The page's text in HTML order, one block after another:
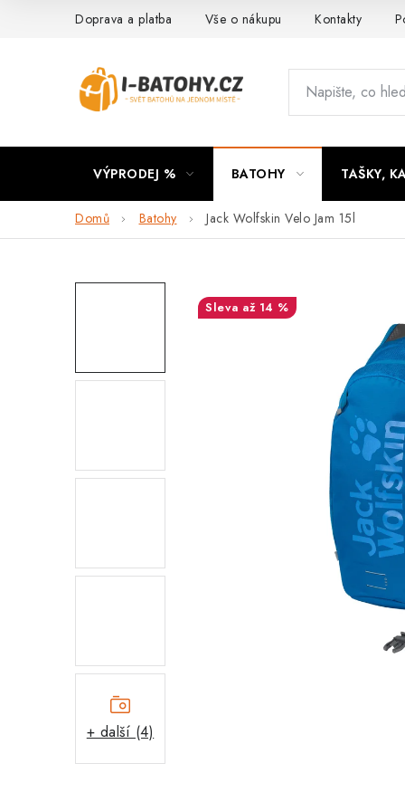
Doprava a platba Vše o nákupu Kontakty
VÝPRODEJ % BATOHY TAŠKY,
Domů Batohy Jack Wolfskin Velo Jam 15l
+ další (4)
až 14 %